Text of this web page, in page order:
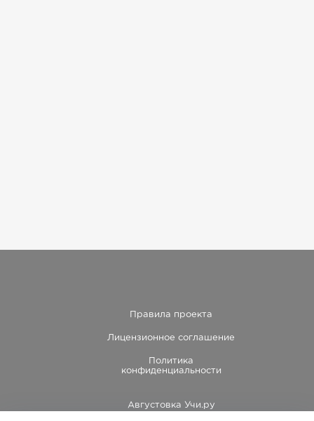
Правила проекта
Лицензионное соглашение
Политика
конфиденциальности
Августовка Учи.ру